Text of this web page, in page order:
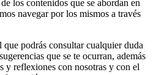
los contenidos que se abordan en
navegar por los mismos a través
podrás consultar cualquier duda
que se te ocurran, además
y reflexiones con nosotras y con el